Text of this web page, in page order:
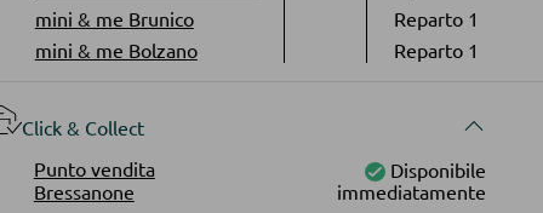
mini & me Brunico
Reparto 1
mini & me Bolzano
Reparto 1
Click & Collect
Punto vendita
Bressanone
Disponibile
immediatamente